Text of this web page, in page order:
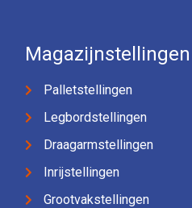
Magazijnstellingen
Palletstellingen
Legbordstellingen
Draagarmstellingen
Inrijstellingen
Grootvakstellingen